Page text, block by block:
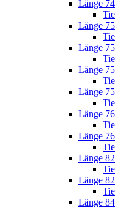
Länge
Länge
Länge
Länge
Länge
Länge
Länge
Länge
Länge
Länge